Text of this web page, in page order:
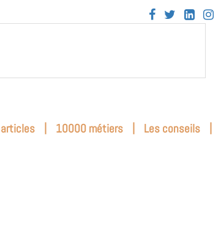
   
| 10000 métiers | Les conseils |